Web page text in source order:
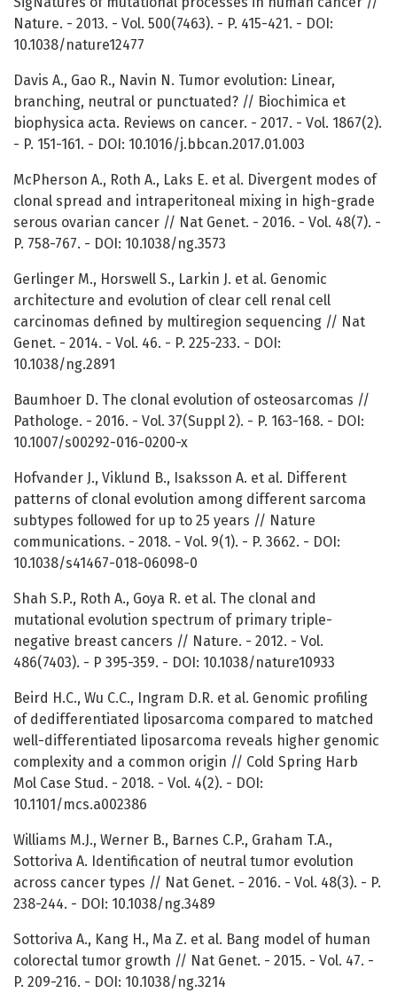
Nature. - 2013. - Vol. 500(7463). - P. 415-421. - DOI:
10.1038/nature12477
Davis A., Gao R., Navin N. Tumor evolution: Linear,
branching, neutral or punctuated? // Biochimica et
biophysica acta. Reviews on cancer. - 2017. - Vol. 1867(2).
- P. 151-161. - DOI: 10.1016/j.bbcan.2017.01.003
McPherson A., Roth A., Laks E. et al. Divergent modes of
clonal spread and intraperitoneal mixing in high-grade
serous ovarian cancer // Nat Genet. - 2016. - Vol. 48(7). -
P. 758-767. - DOI: 10.1038/ng.3573
Gerlinger M., Horswell S., Larkin J. et al. Genomic
architecture and evolution of clear cell renal cell
carcinomas defined by multiregion sequencing // Nat
Genet. - 2014. - Vol. 46. - P. 225-233. - DOI:
10.1038/ng.2891
Baumhoer D. The clonal evolution of osteosarcomas //
Pathologe. - 2016. - Vol. 37(Suppl 2). - P. 163-168. - DOI:
10.1007/s00292-016-0200-x
Hofvander J., Viklund B., Isaksson A. et al. Different
patterns of clonal evolution among different sarcoma
subtypes followed for up to 25 years // Nature
communications. - 2018. - Vol. 9(1). - P. 3662. - DOI:
10.1038/s41467-018-06098-0
Shah S.P., Roth A., Goya R. et al. The clonal and
mutational evolution spectrum of primary triple-
negative breast cancers // Nature. - 2012. - Vol.
486(7403). - P 395-359. - DOI: 10.1038/nature10933
Beird H.C., Wu C.C., Ingram D.R. et al. Genomic profiling
of dedifferentiated liposarcoma compared to matched
well-differentiated liposarcoma reveals higher genomic
complexity and a common origin // Cold Spring Harb
Mol Case Stud. - 2018. - Vol. 4(2). - DOI:
10.1101/mcs.a002386
Williams M.J., Werner B., Barnes C.P., Graham T.A.,
Sottoriva A. Identification of neutral tumor evolution
across cancer types // Nat Genet. - 2016. - Vol. 48(3). - P.
238-244. - DOI: 10.1038/ng.3489
Sottoriva A., Kang H., Ma Z. et al. Bang model of human
colorectal tumor growth // Nat Genet. - 2015. - Vol. 47. -
P. 209-216. - DOI: 10.1038/ng.3214